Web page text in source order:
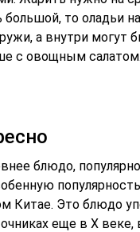
большой, то оладьи
а внутри могут
с овощным салатом.
блюдо,
Китае. Это блюдо
еще в Х